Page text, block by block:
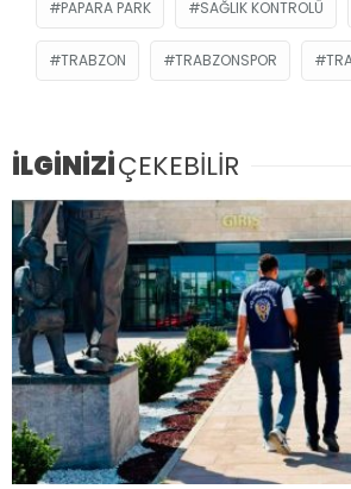
PAPARA PARK SAĞLIK KONTROLÜ
TRABZON TRABZONSPOR
İLGİNİZİÇEKEBİLİR